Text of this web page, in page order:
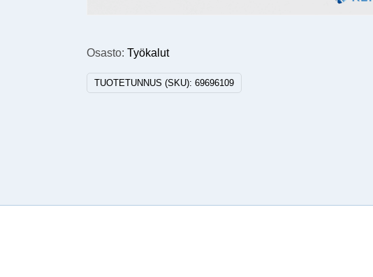
Osasto:Työkalut
TUOTETUNNUS (SKU):69696109